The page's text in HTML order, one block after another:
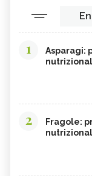
1
Asparagi:
2
Fragole: